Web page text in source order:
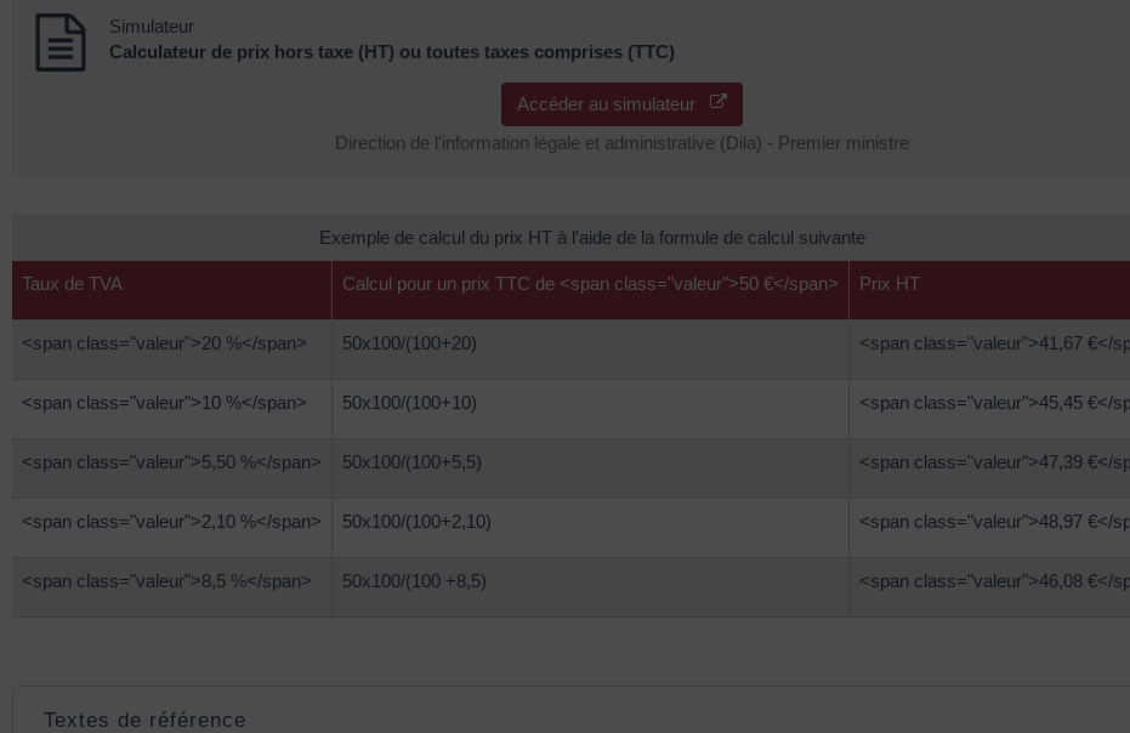
Simulateur
Calculateur de prix hors taxe (HT) ou toutes taxes comprises (TTC)
Accéder au simulateur
Direction de l'information légale et administrative (Dila) - Premier ministre
Exemple de calcul du prix HT à l'aide de la formule de calcul suivante
Taux de TVA Calcul pour un prix TTC de <span class="valeur">50 €</span> Prix HT
<span class="valeur">20 %</span> 50x100/(100+20) <span class="valeur">41,67 €</
<span class="valeur">10 %</span> 50x100/(100+10) <span class="valeur">45,45 €</
<span class="valeur">5,50 %</span> 50x100/(100+5,5) <span class="valeur">47,39 €</
<span class="valeur">2,10 %</span> 50x100/(100+2,10) <span class="valeur">48,97 €</
<span class="valeur">8,5 %</span> 50x100/(100 +8,5) <span class="valeur">46,08 €</
Textes de référence